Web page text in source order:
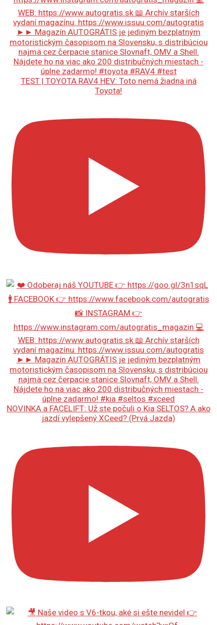
TEST | TOYOTA RAV4 HEV: Toto nemá žiadna iná
Toyota!
NOVINKA a FACELIFT: Už ste počuli o Kia SELTOS? A ako
jazdí vylepšený XCeed? (Prvá Jazda)